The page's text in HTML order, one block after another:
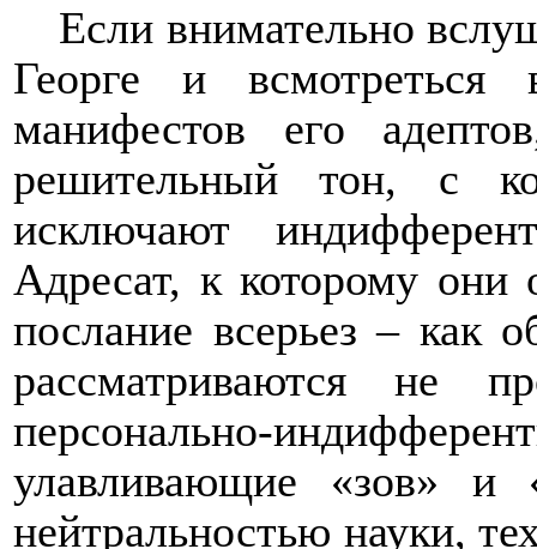
Если внимательно
Георге и
манифестов его
решительный тон, с
исключают
Адресат, к которому
послание всерьез – как
рассматриваются не
персонально-
улавливающие «зов» и
нейтральностью науки,